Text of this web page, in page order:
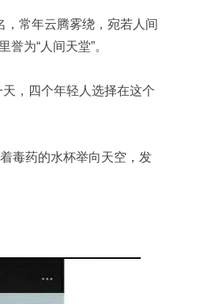
，常年云腾雾绕，宛若人间
为“人间天堂”。
，四个年轻人选择在这个
毒药的水杯举向天空，发